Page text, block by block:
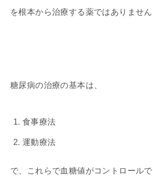
を根本から治療する薬ではありません
糖尿病の治療の基本は、
食事療法
運動療法
で、これらで血糖値がコントロール